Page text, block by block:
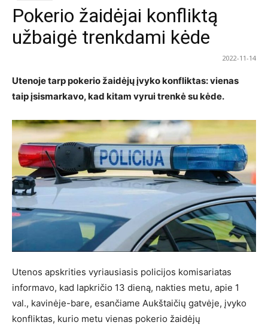
Pokerio žaidėjai konfliktą
užbaigė trenkdami kėde
2022-11-14
Utenoje tarp pokerio žaidėjų įvyko konfliktas: vienas
taip įsismarkavo, kad kitam vyrui trenkė su kėde.
Utenos apskrities vyriausiasis policijos komisariatas
informavo, kad lapkričio 13 dieną, nakties metu, apie 1
val., kavinėje-bare, esančiame Aukštaičių gatvėje, įvyko
konfliktas, kurio metu vienas pokerio žaidėjų